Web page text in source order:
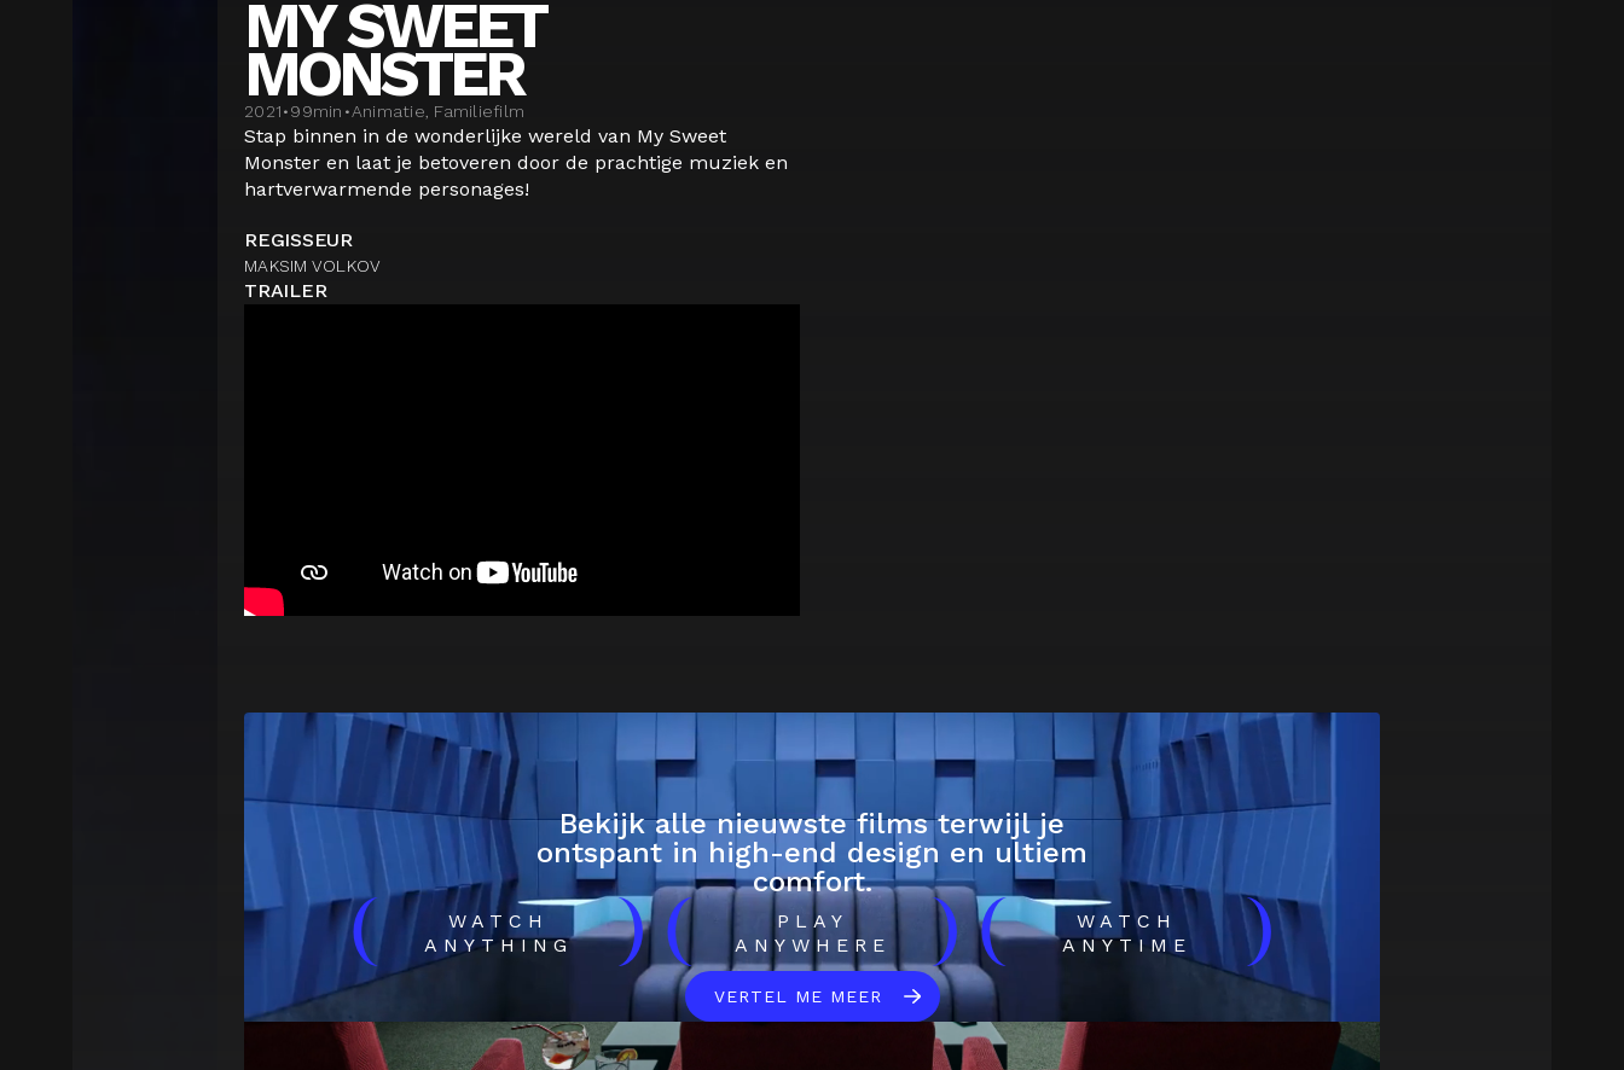
MY SWEET
MONSTER
2021•99min •Animatie, Familiefilm
Stap binnen in de wonderlijke wereld van My Sweet
Monster en laat je betoveren door de prachtige muziek en
hartverwarmende personages!
REGISSEUR
MAKSIM VOLKOV
TRAILER
Bekijk alle nieuwste films terwijl je
ontspant in high-end design en ultiem
comfort.
(
WATCH
ANYTHING
)(
PLAY
ANYWHERE
)(
WATCH
ANYTIME
)
VERTEL ME MEER